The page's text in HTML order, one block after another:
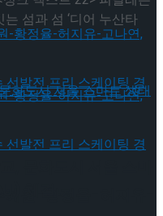
원-황정율-허지유-
섬과 섬 ‘디어 누산타
체결